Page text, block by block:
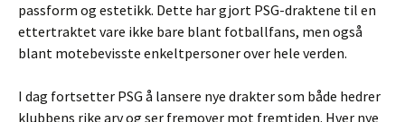
passform og estetikk. Dette har gjort PSG-draktene til en
ettertraktet vare ikke bare blant fotballfans, men også
blant motebevisste enkeltpersoner over hele verden.
I dag fortsetter PSG å lansere nye drakter som både hedrer
klubbens rike arv og ser fremover mot fremtiden. Hver nye